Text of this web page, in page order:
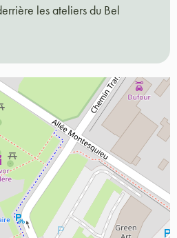
les ateliers du Bel